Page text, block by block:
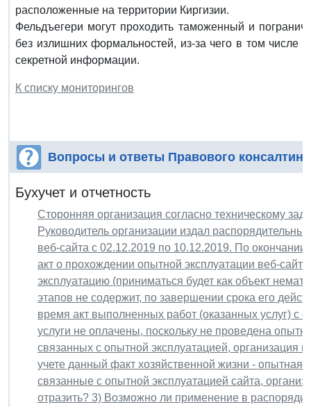
расположенные на территории Киргизии.
Фельдъегери могут проходить таможенный и
без излишних формальностей, из-за чего в том числе
секретной информации.
К списку мониторингов
Вопросы и ответы Правового
Бухучет и отчетность
Сторонняя организация согласно техническому
Руководитель организации издал
веб-сайта с 02.12.2019 по 10.12.2019. По
акт о прохождении опытной эксплуатации веб-
эксплуатацию (приниматься будет как объект
этапов не содержит, по завершении срока его
время акт выполненных работ (оказанных услуг) с
услуги не оплачены, поскольку не проведена
связанных с опытной эксплуатацией, организация
учете данный факт хозяйственной жизни - опытная
связанные с опытной эксплуатацией сайта,
отразить? 3) Возможно ли применение в